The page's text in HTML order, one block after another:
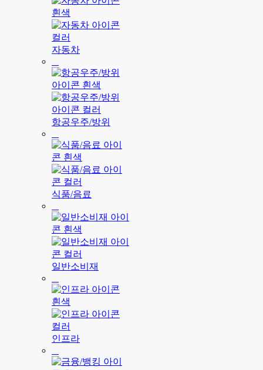
자동차
항공우주/방위
식품/음료
일반소비재
인프라